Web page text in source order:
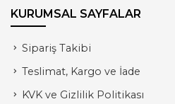
KURUMSAL SAYFALAR
Sipariş Takibi
Teslimat, Kargo ve İade
KVK ve Gizlilik Politikası